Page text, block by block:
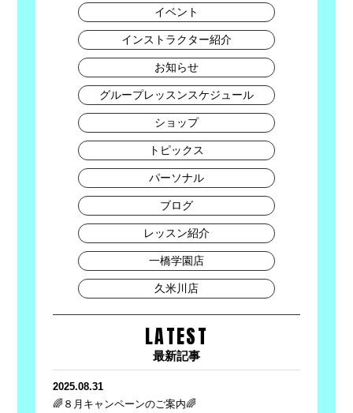
イベント
インストラクター紹介
お知らせ
グループレッスンスケジュール
ショップ
トピックス
パーソナル
ブログ
レッスン紹介
一橋学園店
久米川店
LATEST
最新記事
2025.08.31
🌈８月キャンペーンのご案内🌈